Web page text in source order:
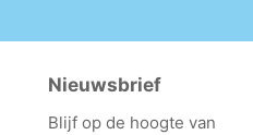
Nieuwsbrief
Blijf op de hoogte van